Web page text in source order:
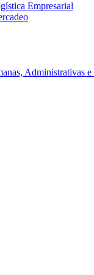
Empresarial
Administrativas